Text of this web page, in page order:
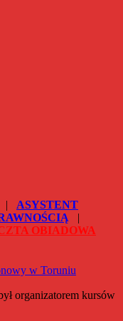
w Toruniu
| ASYSTENT
|
OBIADOWA
organizatorem kursów